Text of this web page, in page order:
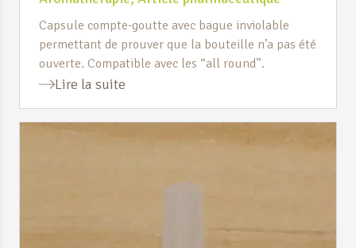
Capsule compte-goutte avec bague inviolable
permettant de prouver que la bouteille n’a pas été
ouverte. Compatible avec les “all round”.
Lire la suite